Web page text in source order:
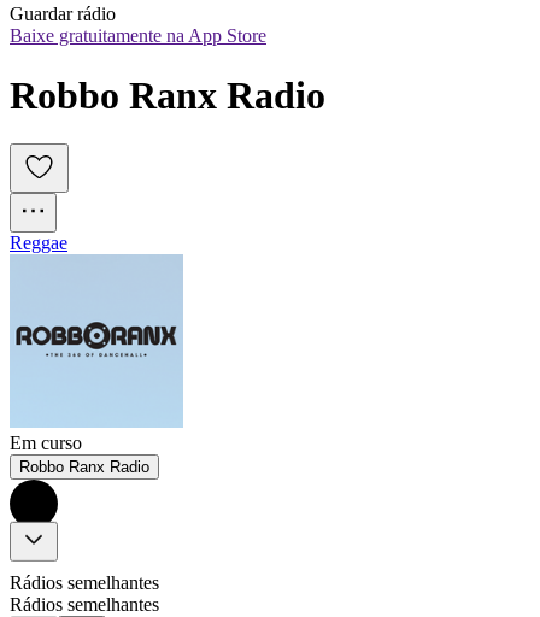
Guardar rádio
Baixe gratuitamente na App Store
Robbo Ranx Radio
Reggae
Em curso
Robbo Ranx Radio
Rádios semelhantes
Rádios semelhantes